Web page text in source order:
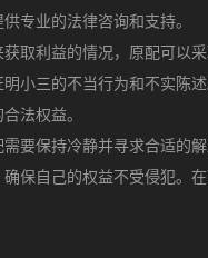
专业的法律咨询和支持。
取利益的情况，原配可以
小三的不当行为和不实陈
法权益。
要保持冷静并寻求合适的
保自己的权益不受侵犯。